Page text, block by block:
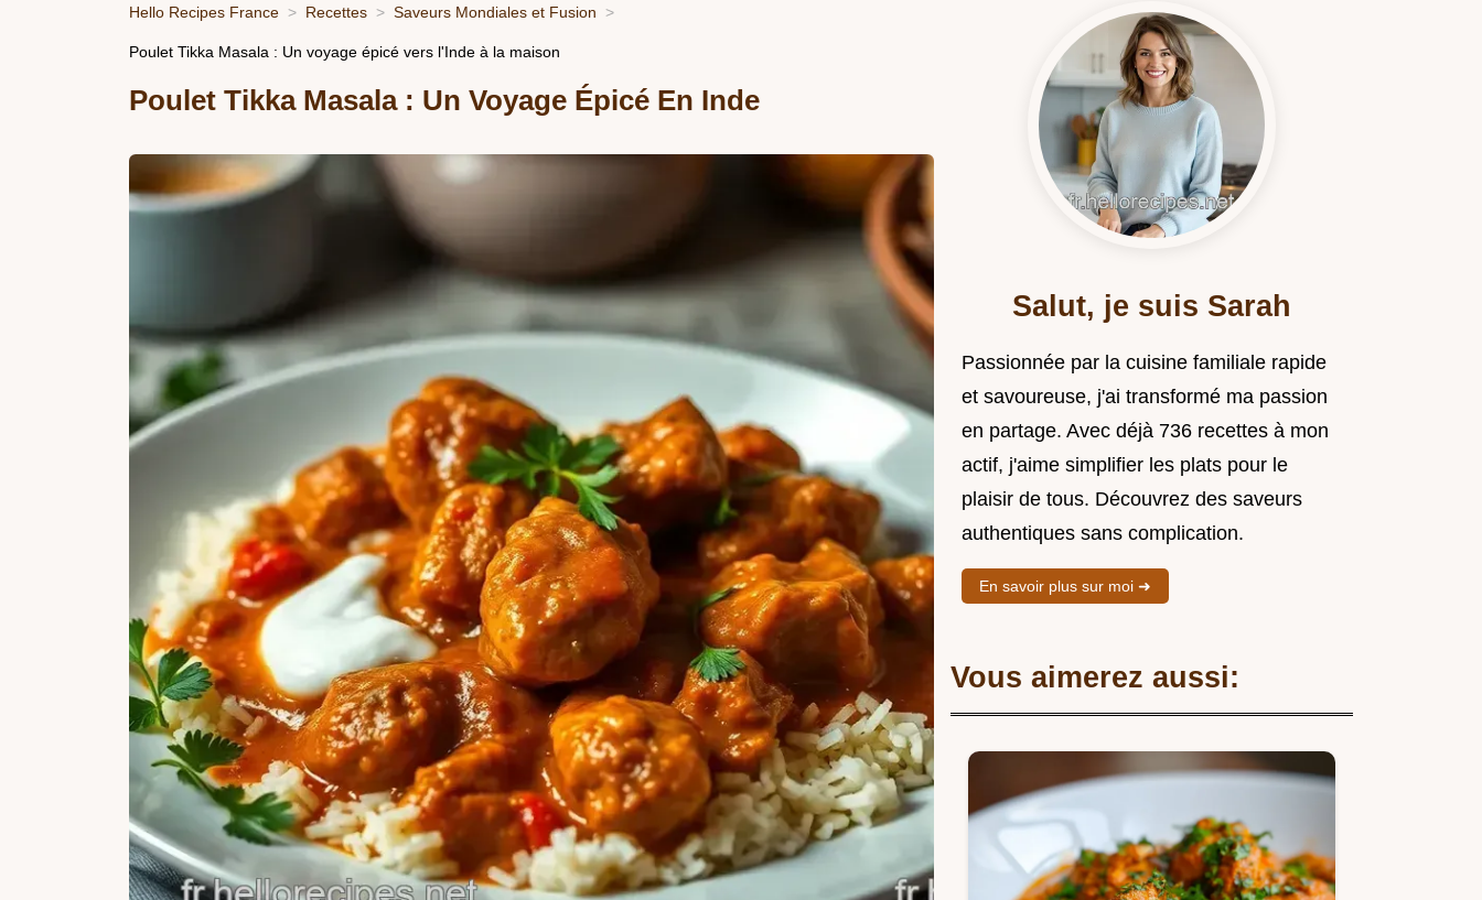
Hello Recipes France Recettes Saveurs Mondiales et Fusion
Poulet Tikka Masala : Un voyage épicé vers l'Inde à la maison
Poulet Tikka Masala : Un Voyage Épicé En Inde
Salut, je suis Sarah
Passionnée par la cuisine familiale rapide
et savoureuse, j'ai transformé ma passion
en partage. Avec déjà 736 recettes à mon
actif, j'aime simplifier les plats pour le
plaisir de tous. Découvrez des saveurs
authentiques sans complication.
En savoir plus sur moi ➜
Vous aimerez aussi: